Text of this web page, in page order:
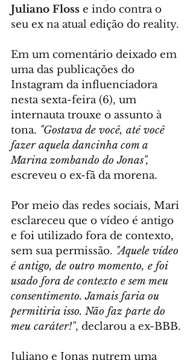
Juliano Floss e indo contra o
seu ex na atual edição do reality.
Em um comentário deixado em
uma das publicações do
Instagram da influenciadora
nesta sexta-feira (6), um
internauta trouxe o assunto à
tona. "Gostava de você, até você
fazer aquela dancinha com a
Marina zombando do Jonas",
escreveu o ex-fã da morena.
Por meio das redes sociais, Mari
esclareceu que o vídeo é antigo
e foi utilizado fora de contexto,
sem sua permissão. "Aquele vídeo
é antigo, de outro momento, e foi
usado fora de contexto e sem meu
consentimento. Jamais faria ou
permitiria isso. Não faz parte do
meu caráter!", declarou a ex-BBB.
Juliano e Jonas nutrem uma